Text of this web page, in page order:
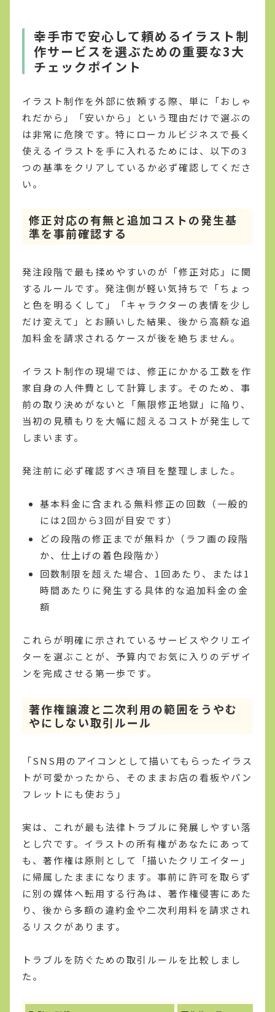
幸手市で安心して頼めるイラスト制
作サービスを選ぶための重要な3大
チェックポイント
イラスト制作を外部に依頼する際、単に「おしゃ
れだから」「安いから」という理由だけで選ぶの
は非常に危険です。特にローカルビジネスで長く
使えるイラストを手に入れるためには、以下の3
つの基準をクリアしているか必ず確認してくださ
い。
修正対応の有無と追加コストの発生基
準を事前確認する
発注段階で最も揉めやすいのが「修正対応」に関
するルールです。発注側が軽い気持ちで「ちょっ
と色を明るくして」「キャラクターの表情を少し
だけ変えて」とお願いした結果、後から高額な追
加料金を請求されるケースが後を絶ちません。
イラスト制作の現場では、修正にかかる工数を作
家自身の人件費として計算します。そのため、事
前の取り決めがないと「無限修正地獄」に陥り、
当初の見積もりを大幅に超えるコストが発生して
しまいます。
発注前に必ず確認すべき項目を整理しました。
基本料金に含まれる無料修正の回数（一般的
には2回から3回が目安です）
どの段階の修正までが無料か（ラフ画の段階
か、仕上げの着色段階か）
回数制限を超えた場合、1回あたり、または1
時間あたりに発生する具体的な追加料金の金
額
これらが明確に示されているサービスやクリエイ
ターを選ぶことが、予算内でお気に入りのデザイ
ンを完成させる第一歩です。
著作権譲渡と二次利用の範囲をうやむ
やにしない取引ルール
「SNS用のアイコンとして描いてもらったイラス
トが可愛かったから、そのままお店の看板やパン
フレットにも使おう」
実は、これが最も法律トラブルに発展しやすい落
とし穴です。イラストの所有権があなたにあって
も、著作権は原則として「描いたクリエイター」
に帰属したままになります。事前に許可を取らず
に別の媒体へ転用する行為は、著作権侵害にあた
り、後から多額の違約金や二次利用料を請求され
るリスクがあります。
トラブルを防ぐための取引ルールを比較しまし
た。